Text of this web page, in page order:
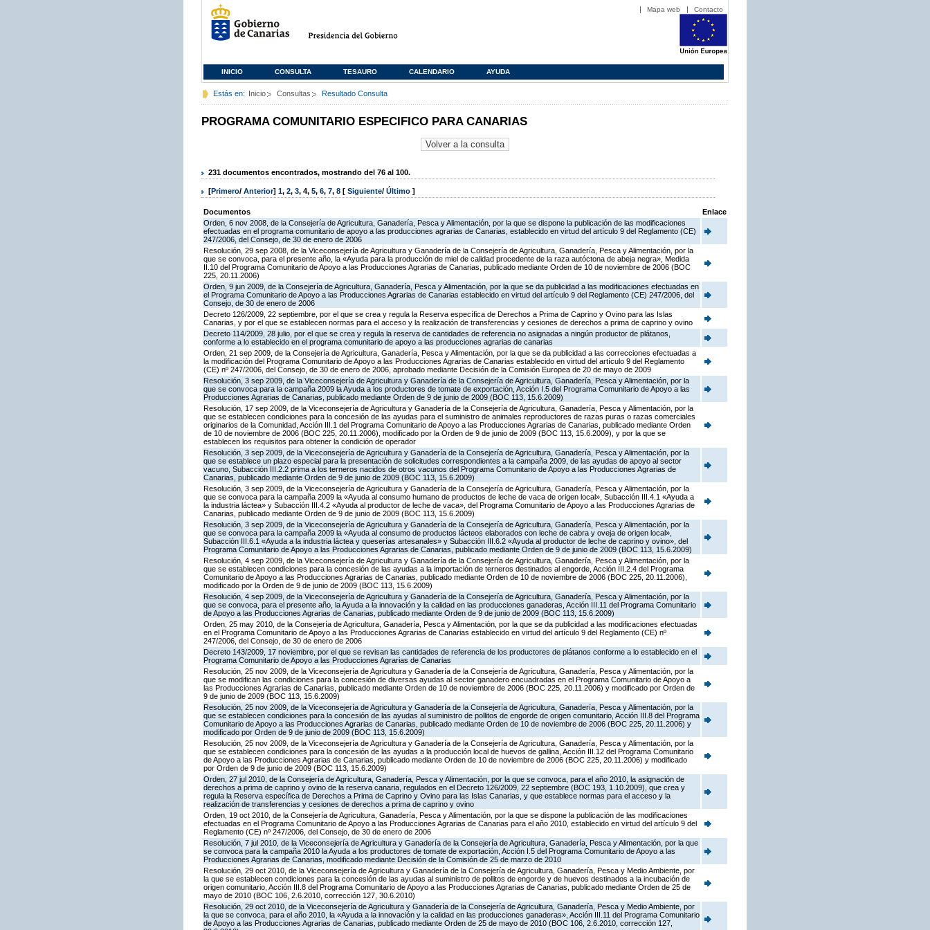
Mapa web Contacto
INICIO CONSULTA TESAURO CALENDARIO AYUDA
Estás en: Inicio Consultas Resultado Consulta
PROGRAMA COMUNITARIO ESPECIFICO PARA CANARIAS
231 documentos encontrados, mostrando del 76 al 100.
[Primero/ Anterior] 1, 2, 3, 4, 5, 6, 7, 8 [ Siguiente/ Último ]
Documentos
Enlace
Orden, 6 nov 2008, de la Consejería de Agricultura, Ganadería, Pesca y Alimentación, por la que se dispone la publicación de las modificaciones
efectuadas en el programa comunitario de apoyo a las producciones agrarias de Canarias, establecido en virtud del artículo 9 del Reglamento (CE)
247/2006, del Consejo, de 30 de enero de 2006
Resolución, 29 sep 2008, de la Viceconsejería de Agricultura y Ganadería de la Consejería de Agricultura, Ganadería, Pesca y Alimentación, por la
que se convoca, para el presente año, la «Ayuda para la producción de miel de calidad procedente de la raza autóctona de abeja negra», Medida
II.10 del Programa Comunitario de Apoyo a las Producciones Agrarias de Canarias, publicado mediante Orden de 10 de noviembre de 2006 (BOC
225, 20.11.2006)
Orden, 9 jun 2009, de la Consejería de Agricultura, Ganadería, Pesca y Alimentación, por la que se da publicidad a las modificaciones efectuadas en
el Programa Comunitario de Apoyo a las Producciones Agrarias de Canarias establecido en virtud del artículo 9 del Reglamento (CE) 247/2006, del
Consejo, de 30 de enero de 2006
Decreto 126/2009, 22 septiembre, por el que se crea y regula la Reserva específica de Derechos a Prima de Caprino y Ovino para las Islas
Canarias, y por el que se establecen normas para el acceso y la realización de transferencias y cesiones de derechos a prima de caprino y ovino
Decreto 114/2009, 28 julio, por el que se crea y regula la reserva de cantidades de referencia no asignadas a ningún productor de plátanos,
conforme a lo establecido en el programa comunitario de apoyo a las producciones agrarias de canarias
Orden, 21 sep 2009, de la Consejería de Agricultura, Ganadería, Pesca y Alimentación, por la que se da publicidad a las correcciones efectuadas a
la modificación del Programa Comunitario de Apoyo a las Producciones Agrarias de Canarias establecido en virtud del artículo 9 del Reglamento
(CE) nº 247/2006, del Consejo, de 30 de enero de 2006, aprobado mediante Decisión de la Comisión Europea de 20 de mayo de 2009
Resolución, 3 sep 2009, de la Viceconsejería de Agricultura y Ganadería de la Consejería de Agricultura, Ganadería, Pesca y Alimentación, por la
que se convoca para la campaña 2009 la Ayuda a los productores de tomate de exportación, Acción I.5 del Programa Comunitario de Apoyo a las
Producciones Agrarias de Canarias, publicado mediante Orden de 9 de junio de 2009 (BOC 113, 15.6.2009)
Resolución, 17 sep 2009, de la Viceconsejería de Agricultura y Ganadería de la Consejería de Agricultura, Ganadería, Pesca y Alimentación, por la
que se establecen condiciones para la concesión de las ayudas para el suministro de animales reproductores de razas puras o razas comerciales
originarios de la Comunidad, Acción III.1 del Programa Comunitario de Apoyo a las Producciones Agrarias de Canarias, publicado mediante Orden
de 10 de noviembre de 2006 (BOC 225, 20.11.2006), modificado por la Orden de 9 de junio de 2009 (BOC 113, 15.6.2009), y por la que se
establecen los requisitos para obtener la condición de operador
Resolución, 3 sep 2009, de la Viceconsejería de Agricultura y Ganadería de la Consejería de Agricultura, Ganadería, Pesca y Alimentación, por la
que se establece un plazo especial para la presentación de solicitudes correspondientes a la campaña 2009, de las ayudas de apoyo al sector
vacuno, Subacción III.2.2 prima a los terneros nacidos de otros vacunos del Programa Comunitario de Apoyo a las Producciones Agrarias de
Canarias, publicado mediante Orden de 9 de junio de 2009 (BOC 113, 15.6.2009)
Resolución, 3 sep 2009, de la Viceconsejería de Agricultura y Ganadería de la Consejería de Agricultura, Ganadería, Pesca y Alimentación, por la
que se convoca para la campaña 2009 la «Ayuda al consumo humano de productos de leche de vaca de origen local», Subacción III.4.1 «Ayuda a
la industria láctea» y Subacción III.4.2 «Ayuda al productor de leche de vaca», del Programa Comunitario de Apoyo a las Producciones Agrarias de
Canarias, publicado mediante Orden de 9 de junio de 2009 (BOC 113, 15.6.2009)
Resolución, 3 sep 2009, de la Viceconsejería de Agricultura y Ganadería de la Consejería de Agricultura, Ganadería, Pesca y Alimentación, por la
que se convoca para la campaña 2009 la «Ayuda al consumo de productos lácteos elaborados con leche de cabra y oveja de origen local»,
Subacción III.6.1 «Ayuda a la industria láctea y queserías artesanales» y Subacción III.6.2 «Ayuda al productor de leche de caprino y ovino», del
Programa Comunitario de Apoyo a las Producciones Agrarias de Canarias, publicado mediante Orden de 9 de junio de 2009 (BOC 113, 15.6.2009)
Resolución, 4 sep 2009, de la Viceconsejería de Agricultura y Ganadería de la Consejería de Agricultura, Ganadería, Pesca y Alimentación, por la
que se establecen condiciones para la concesión de las ayudas a la importación de terneros destinados al engorde, Acción III.2.4 del Programa
Comunitario de Apoyo a las Producciones Agrarias de Canarias, publicado mediante Orden de 10 de noviembre de 2006 (BOC 225, 20.11.2006),
modificado por la Orden de 9 de junio de 2009 (BOC 113, 15.6.2009)
Resolución, 4 sep 2009, de la Viceconsejería de Agricultura y Ganadería de la Consejería de Agricultura, Ganadería, Pesca y Alimentación, por la
que se convoca, para el presente año, la Ayuda a la innovación y la calidad en las producciones ganaderas, Acción III.11 del Programa Comunitario
de Apoyo a las Producciones Agrarias de Canarias, publicado mediante Orden de 9 de junio de 2009 (BOC 113, 15.6.2009)
Orden, 25 may 2010, de la Consejería de Agricultura, Ganadería, Pesca y Alimentación, por la que se da publicidad a las modificaciones efectuadas
en el Programa Comunitario de Apoyo a las Producciones Agrarias de Canarias establecido en virtud del artículo 9 del Reglamento (CE) nº
247/2006, del Consejo, de 30 de enero de 2006
Decreto 143/2009, 17 noviembre, por el que se revisan las cantidades de referencia de los productores de plátanos conforme a lo establecido en el
Programa Comunitario de Apoyo a las Producciones Agrarias de Canarias
Resolución, 25 nov 2009, de la Viceconsejería de Agricultura y Ganadería de la Consejería de Agricultura, Ganadería, Pesca y Alimentación, por la
que se modifican las condiciones para la concesión de diversas ayudas al sector ganadero encuadradas en el Programa Comunitario de Apoyo a
las Producciones Agrarias de Canarias, publicado mediante Orden de 10 de noviembre de 2006 (BOC 225, 20.11.2006) y modificado por Orden de
9 de junio de 2009 (BOC 113, 15.6.2009)
Resolución, 25 nov 2009, de la Viceconsejería de Agricultura y Ganadería de la Consejería de Agricultura, Ganadería, Pesca y Alimentación, por la
que se establecen condiciones para la concesión de las ayudas al suministro de pollitos de engorde de origen comunitario, Acción III.8 del Programa
Comunitario de Apoyo a las Producciones Agrarias de Canarias, publicado mediante Orden de 10 de noviembre de 2006 (BOC 225, 20.11.2006) y
modificado por Orden de 9 de junio de 2009 (BOC 113, 15.6.2009)
Resolución, 25 nov 2009, de la Viceconsejería de Agricultura y Ganadería de la Consejería de Agricultura, Ganadería, Pesca y Alimentación, por la
que se establecen condiciones para la concesión de las ayudas a la producción local de huevos de gallina, Acción III.12 del Programa Comunitario
de Apoyo a las Producciones Agrarias de Canarias, publicado mediante Orden de 10 de noviembre de 2006 (BOC 225, 20.11.2006) y modificado
por Orden de 9 de junio de 2009 (BOC 113, 15.6.2009)
Orden, 27 jul 2010, de la Consejería de Agricultura, Ganadería, Pesca y Alimentación, por la que se convoca, para el año 2010, la asignación de
derechos a prima de caprino y ovino de la reserva canaria, regulados en el Decreto 126/2009, 22 septiembre (BOC 193, 1.10.2009), que crea y
regula la Reserva específica de Derechos a Prima de Caprino y Ovino para las Islas Canarias, y que establece normas para el acceso y la
realización de transferencias y cesiones de derechos a prima de caprino y ovino
Orden, 19 oct 2010, de la Consejería de Agricultura, Ganadería, Pesca y Alimentación, por la que se dispone la publicación de las modificaciones
efectuadas en el Programa Comunitario de Apoyo a las Producciones Agrarias de Canarias para el año 2010, establecido en virtud del artículo 9 del
Reglamento (CE) nº 247/2006, del Consejo, de 30 de enero de 2006
Resolución, 7 jul 2010, de la Viceconsejería de Agricultura y Ganadería de la Consejería de Agricultura, Ganadería, Pesca y Alimentación, por la que
se convoca para la campaña 2010 la Ayuda a los productores de tomate de exportación, Acción I.5 del Programa Comunitario de Apoyo a las
Producciones Agrarias de Canarias, modificado mediante Decisión de la Comisión de 25 de marzo de 2010
Resolución, 29 oct 2010, de la Viceconsejería de Agricultura y Ganadería de la Consejería de Agricultura, Ganadería, Pesca y Medio Ambiente, por
la que se establecen condiciones para la concesión de las ayudas al suministro de pollitos de engorde y de huevos destinados a la incubación de
origen comunitario, Acción III.8 del Programa Comunitario de Apoyo a las Producciones Agrarias de Canarias, publicado mediante Orden de 25 de
mayo de 2010 (BOC 106, 2.6.2010, corrección 127, 30.6.2010)
Resolución, 29 oct 2010, de la Viceconsejería de Agricultura y Ganadería de la Consejería de Agricultura, Ganadería, Pesca y Medio Ambiente, por
la que se convoca, para el año 2010, la «Ayuda a la innovación y la calidad en las producciones ganaderas», Acción III.11 del Programa Comunitario
de Apoyo a las Producciones Agrarias de Canarias, publicado mediante Orden de 25 de mayo de 2010 (BOC 106, 2.6.2010, corrección 127,